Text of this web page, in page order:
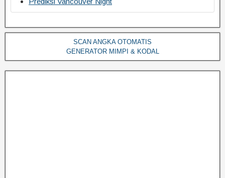
SCAN ANGKA OTOMATIS
GENERATOR MIMPI & KODAL